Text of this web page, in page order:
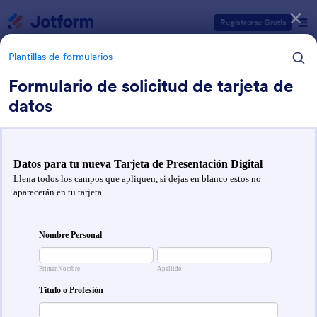
Registrarse Gratis
Plantillas de formularios
Formulario de solicitud de tarjeta de
datos
Formularios de TI
Categorías de plantillas de formulario